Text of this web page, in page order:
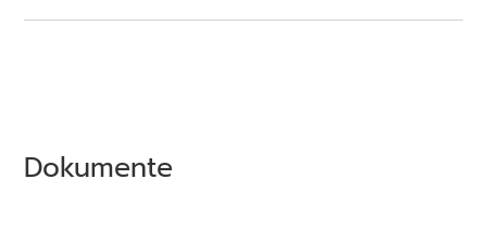
Dokumente